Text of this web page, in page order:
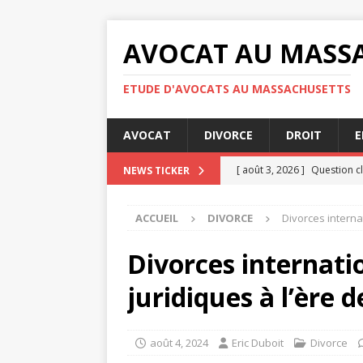
AVOCAT AU
ETUDE D'AVOCATS AU MASSACHUSETTS
AVOCAT DIVORCE DROIT
NEWS TICKER [ août 3, 2026 ] Question
confidentialité
[ juillet 30, 2026 ]
[ août 4, 2026 ] Les
ACCUEIL DIVORCE Divorces
Divorces
juridiques à l’ère
août 4, 2024 Eric Duboit Divorce